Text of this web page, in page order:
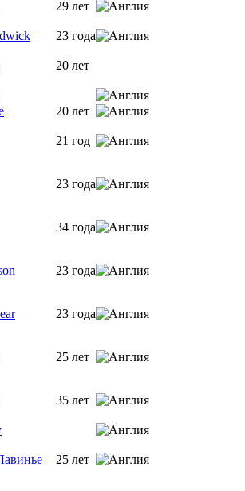
29 лет
23 года
20 лет
20 лет
21 год
23 года
34 года
23 года
23 года
25 лет
35 лет
25 лет